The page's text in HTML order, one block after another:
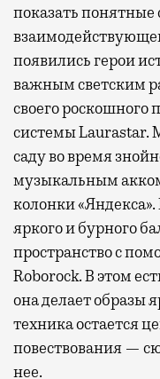
показать
появились герои
важным светским
своего
системы Laurastar.
саду во время
музыкальным
колонки
яркого и бурного
пространство с
Roborock. В этом
она делает образы
техника остается
повествования —
нее.